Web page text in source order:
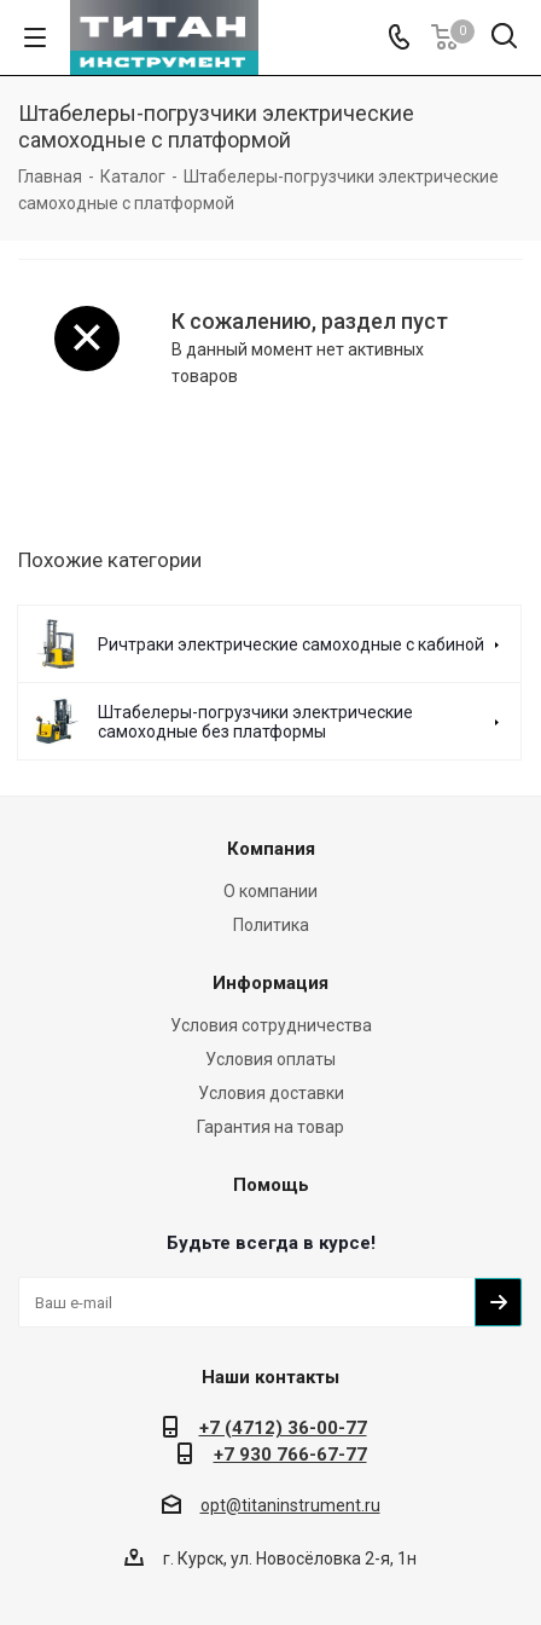
0
Штабелеры-погрузчики электрические
самоходные с платформой
Главная - Каталог -
Штабелеры-погрузчики электрические
самоходные с платформой
К сожалению, раздел пуст
В данный момент нет активных
товаров
Похожие категории
Ричтраки электрические самоходные с кабиной
Штабелеры-погрузчики электрические
самоходные без платформы
Компания
О компании
Политика
Информация
Условия сотрудничества
Условия оплаты
Условия доставки
Гарантия на товар
Помощь
Будьте всегда в курсе!
Наши контакты
+7 (4712) 36-00-77
+7 930 766-67-77
opt@titaninstrument.ru
г. Курск, ул. Новосёловка 2-я, 1н